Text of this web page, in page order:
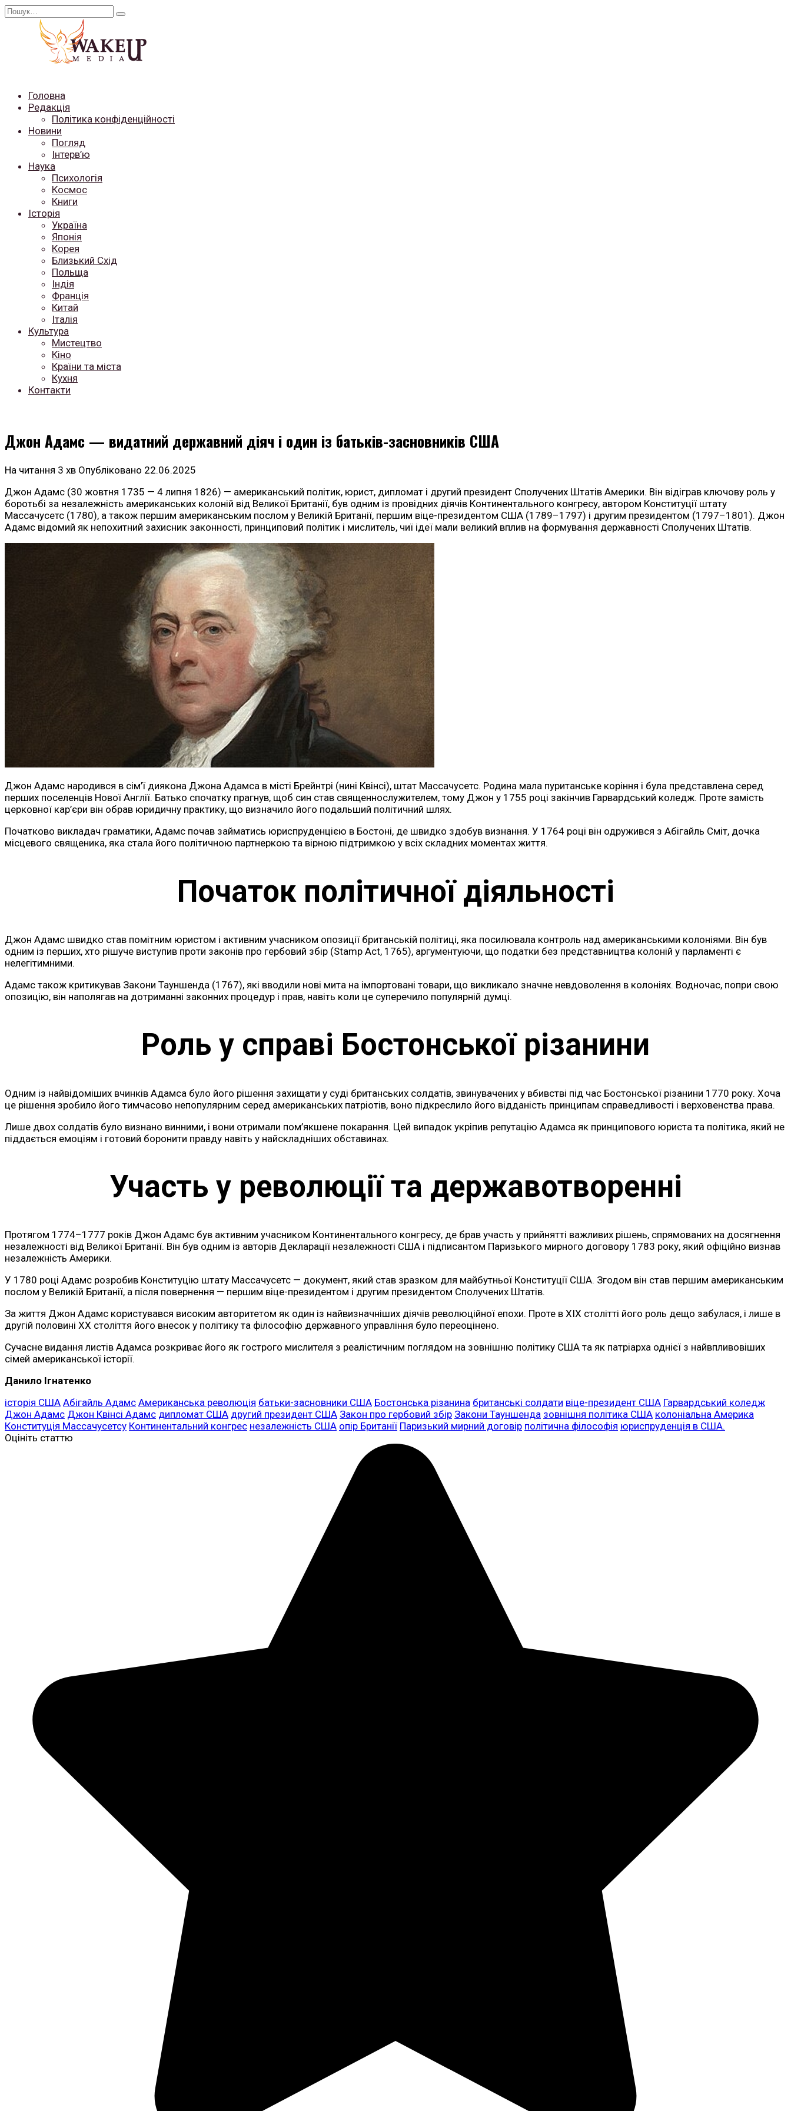
Перейти
Search
Головна
Редакція
Політика конфіденційності
Новини
Погляд
Інтерв’ю
Наука
Психологія
Космос
Книги
Історія
Україна
Японія
Корея
Близький Схід
Польща
Індія
Франція
Китай
Італія
Культура
Мистецтво
Кіно
Країни та міста
Кухня
Контакти
Джон Адамс — видатний державний діяч і один із батьків-засновників США
На читання 3 хв Опубліковано 22.06.2025
Джон Адамс (30 жовтня 1735 — 4 липня 1826) — американський політик, юрист, дипломат і другий президент Сполучених Штатів Америки. Він відіграв ключову роль у
боротьбі за незалежність американських колоній від Великої Британії, був одним із провідних діячів Континентального конгресу, автором Конституції штату
Массачусетс (1780), а також першим американським послом у Великій Британії, першим віце-президентом США (1789–1797) і другим президентом (1797–1801). Джон
Адамс відомий як непохитний захисник законності, принциповий політик і мислитель, чиї ідеї мали великий вплив на формування державності Сполучених Штатів.
Джон Адамс народився в сім’ї диякона Джона Адамса в місті Брейнтрі (нині Квінсі), штат Массачусетс. Родина мала пуританське коріння і була представлена серед
перших поселенців Нової Англії. Батько спочатку прагнув, щоб син став священнослужителем, тому Джон у 1755 році закінчив Гарвардський коледж. Проте замість
церковної кар’єри він обрав юридичну практику, що визначило його подальший політичний шлях.
Початково викладач граматики, Адамс почав займатись юриспруденцією в Бостоні, де швидко здобув визнання. У 1764 році він одружився з Абігайль Сміт, дочка
місцевого священика, яка стала його політичною партнеркою та вірною підтримкою у всіх складних моментах життя.
Початок політичної діяльності
Джон Адамс швидко став помітним юристом і активним учасником опозиції британській політиці, яка посилювала контроль над американськими колоніями. Він був
одним із перших, хто рішуче виступив проти законів про гербовий збір (Stamp Act, 1765), аргументуючи, що податки без представництва колоній у парламенті є
нелегітимними.
Адамс також критикував Закони Тауншенда (1767), які вводили нові мита на імпортовані товари, що викликало значне невдоволення в колоніях. Водночас, попри свою
опозицію, він наполягав на дотриманні законних процедур і прав, навіть коли це суперечило популярній думці.
Роль у справі Бостонської різанини
Одним із найвідоміших вчинків Адамса було його рішення захищати у суді британських солдатів, звинувачених у вбивстві під час Бостонської різанини 1770 року. Хоча
це рішення зробило його тимчасово непопулярним серед американських патріотів, воно підкреслило його відданість принципам справедливості і верховенства права.
Лише двох солдатів було визнано винними, і вони отримали пом’якшене покарання. Цей випадок укріпив репутацію Адамса як принципового юриста та політика, який не
піддається емоціям і готовий боронити правду навіть у найскладніших обставинах.
Участь у революції та державотворенні
Протягом 1774–1777 років Джон Адамс був активним учасником Континентального конгресу, де брав участь у прийнятті важливих рішень, спрямованих на досягнення
незалежності від Великої Британії. Він був одним із авторів Декларації незалежності США і підписантом Паризького мирного договору 1783 року, який офіційно визнав
незалежність Америки.
У 1780 році Адамс розробив Конституцію штату Массачусетс — документ, який став зразком для майбутньої Конституції США. Згодом він став першим американським
послом у Великій Британії, а після повернення — першим віце-президентом і другим президентом Сполучених Штатів.
За життя Джон Адамс користувався високим авторитетом як один із найвизначніших діячів революційної епохи. Проте в XIX столітті його роль дещо забулася, і лише в
другій половині XX століття його внесок у політику та філософію державного управління було переоцінено.
Сучасне видання листів Адамса розкриває його як гострого мислителя з реалістичним поглядом на зовнішню політику США та як патріарха однієї з найвпливовіших
сімей американської історії.
Данило Ігнатенко
історія США Абігайль Адамс Американська революція батьки-засновники США Бостонська різанина британські солдати віце-президент США Гарвардський коледж
Джон Адамс Джон Квінсі Адамс дипломат США другий президент США Закон про гербовий збір Закони Тауншенда зовнішня політика США колоніальна Америка
Конституція Массачусетсу Континентальний конгрес незалежність США опір Британії Паризький мирний договір політична філософія юриспруденція в США.
Оцініть статтю